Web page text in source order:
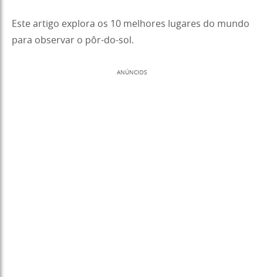
Este artigo explora os 10 melhores lugares do mundo
para observar o pôr-do-sol.
ANÚNCIOS